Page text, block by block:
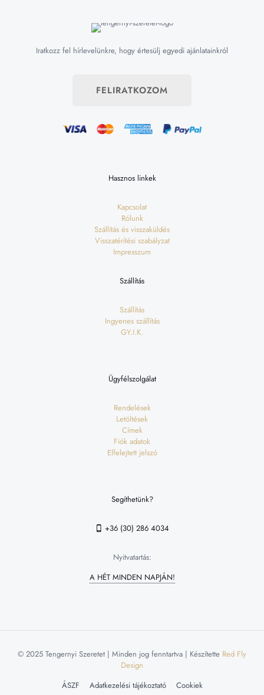
Iratkozz fel hírlevelünkre, hogy értesülj egyedi ajánlatainkról
FELIRATKOZOM
Hasznos linkek
Kapcsolat
Rólunk
Szállítás és visszaküldés
Visszatérítési szabályzat
Impresszum
Szállítás
Szállítás
Ingyenes szállítás
GY.I.K.
Ügyfélszolgálat
Rendelések
Letöltések
Címek
Fiók adatok
Elfelejtett jelszó
Segíthetünk?
+36 (30) 286 4034
Nyitvatartás:
A HÉT MINDEN NAPJÁN!
© 2025 Tengernyi Szeretet | Minden jog fenntartva | Készítette Red Fly
Design
ÁSZF
Adatkezelési tájékoztató Cookiek